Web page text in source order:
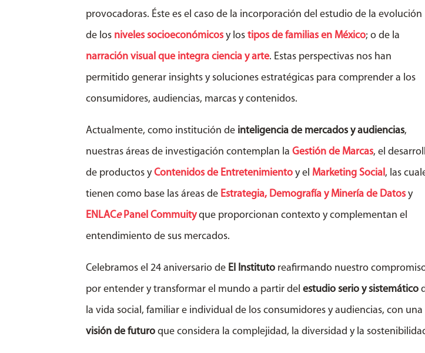
provocadoras. Éste es el caso de la incorporación del estudio de la evolución
de los niveles socioeconómicos y los tipos de familias en México; o de la
narración visual que integra ciencia y arte. Estas perspectivas nos han
permitido generar insights y soluciones estratégicas para comprender a los
consumidores, audiencias, marcas y contenidos.
Actualmente, como institución de inteligencia de mercados y audiencias,
nuestras áreas de investigación contemplan la Gestión de Marcas, el
de productos yContenidos de Entretenimiento y el Marketing Social, las
tienen como base las áreas de Estrategia, Demografía y Minería de Datos y
ENLACePanel Commuityque proporcionan contexto y complementan el
entendimiento de sus mercados.
Celebramos el 24 aniversario de El Instituto reafirmando nuestro
por entender y transformar el mundo a partir del estudio serio y sistemático
la vida social, familiar e individual de los consumidores y audiencias, con una
visión de futuro que considera la complejidad, la diversidad y la